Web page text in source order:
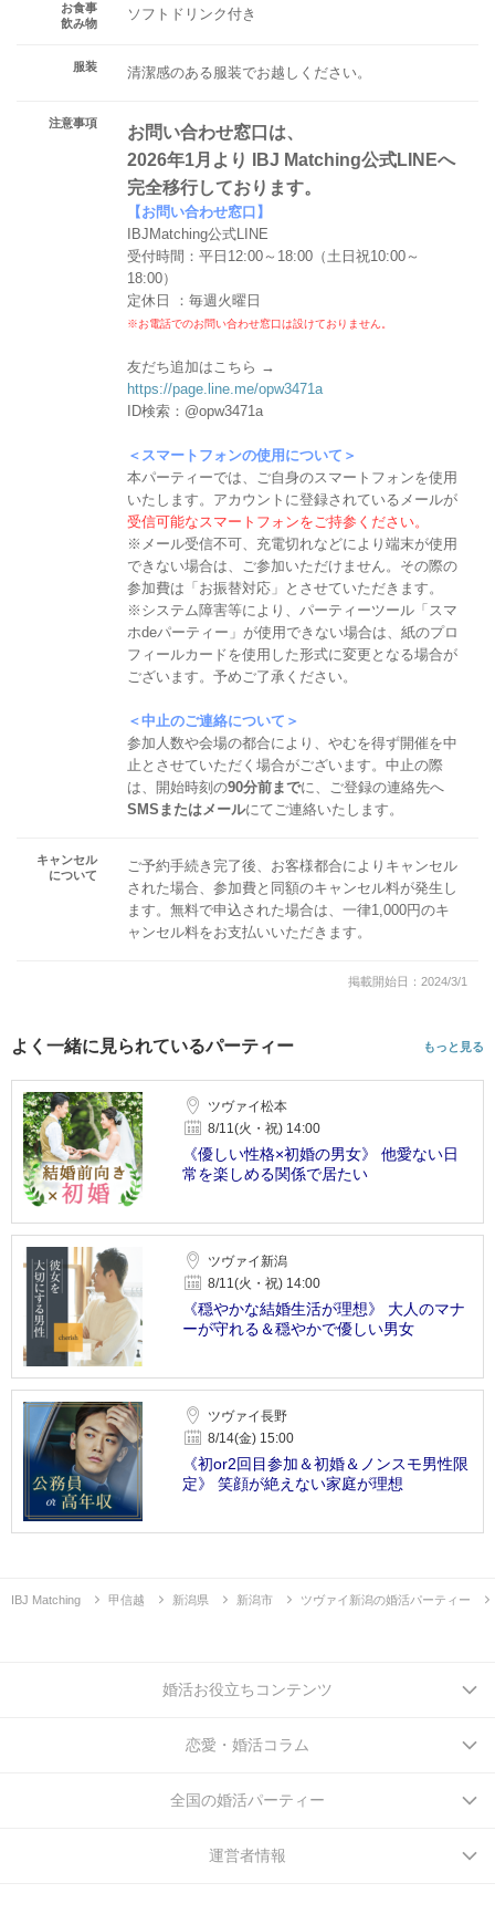
お食事
飲み物
ソフトドリンク付き
服装 清潔感のある服装でお越しください。
注意事項
お問い合わせ窓口は、
2026年1月より IBJ Matching公式LINEへ
完全移行しております。
【お問い合わせ窓口】
IBJMatching公式LINE
受付時間：平日12:00～18:00（土日祝10:00～
18:00）
定休日 ：毎週火曜日
※お電話でのお問い合わせ窓口は設けておりません。
友だち追加はこちら →
https://page.line.me/opw3471a
ID検索：@opw3471a
＜スマートフォンの使用について＞
本パーティーでは、ご自身のスマートフォンを使用
いたします。アカウントに登録されているメールが
受信可能なスマートフォンをご持参ください。
※メール受信不可、充電切れなどにより端末が使用
できない場合は、ご参加いただけません。その際の
参加費は「お振替対応」とさせていただきます。
※システム障害等により、パーティーツール「スマ
ホdeパーティー」が使用できない場合は、紙のプロ
フィールカードを使用した形式に変更となる場合が
ございます。予めご了承ください。
＜中止のご連絡について＞
参加人数や会場の都合により、やむを得ず開催を中
止とさせていただく場合がございます。中止の際
は、開始時刻の90分前までに、ご登録の連絡先へ
SMSまたはメールにてご連絡いたします。
キャンセル
について
ご予約手続き完了後、お客様都合によりキャンセル
された場合、参加費と同額のキャンセル料が発生し
ます。無料で申込された場合は、一律1,000円のキ
ャンセル料をお支払いいただきます。
掲載開始日：2024/3/1
よく一緒に見られているパーティー もっと見る
ツヴァイ松本
8/11(火・祝) 14:00
《優しい性格×初婚の男女》 他愛ない日
常を楽しめる関係で居たい
ツヴァイ新潟
8/11(火・祝) 14:00
《穏やかな結婚生活が理想》 大人のマナ
ーが守れる＆穏やかで優しい男女
ツヴァイ長野
8/14(金) 15:00
《初or2回目参加＆初婚＆ノンスモ男性限
定》 笑顔が絶えない家庭が理想
IBJ Matching 甲信越 新潟県 新潟市 ツヴァイ新潟の婚活パーティー
婚活お役立ちコンテンツ
恋愛・婚活コラム
全国の婚活パーティー
運営者情報